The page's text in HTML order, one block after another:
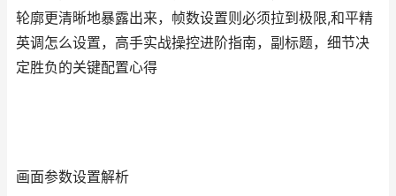
轮廓更清晰地暴露出来，帧数设置则必须拉到极限,和平精
英调怎么设置，高手实战操控进阶指南，副标题，细节决
定胜负的关键配置心得
画面参数设置解析